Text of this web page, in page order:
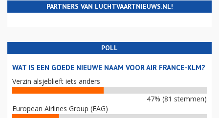
PARTNERS VAN LUCHTVAARTNIEUWS.NL!
POLL
WAT IS EEN GOEDE NIEUWE NAAM VOOR AIR FRANCE-KLM?
Verzin alsjeblieft iets anders
47% (81 stemmen)
European Airlines Group (EAG)